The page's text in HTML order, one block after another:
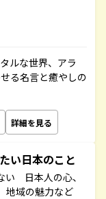
ルな世界、アラ
る名言と癒やしの
詳細を見る
い日本のこと
い 日本人の心、
地域の魅力など